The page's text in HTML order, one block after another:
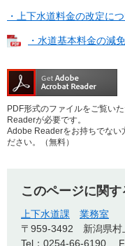
・上下水道料金の改定に
・水道基本料金の減
PDF形式のファイルをご覧い
Readerが必要です。
Adobe Readerをお持ちでない
ださい。（無料）
このページに関
上下水道課
業務室
〒959-3492
新潟県
Tel：0254-66-6190